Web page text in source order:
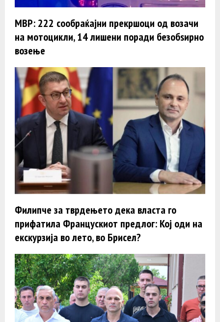
МВР: 222 сообраќајни прекршоци од возачи
на мотоцикли, 14 лишени поради безобѕирно
возење
Филипче за тврдењето дека власта го
прифатила Францускиот предлог: Кој оди на
екскурзија во лето, во Брисел?